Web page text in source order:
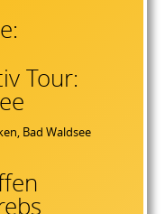
Tour:
Bad Waldsee